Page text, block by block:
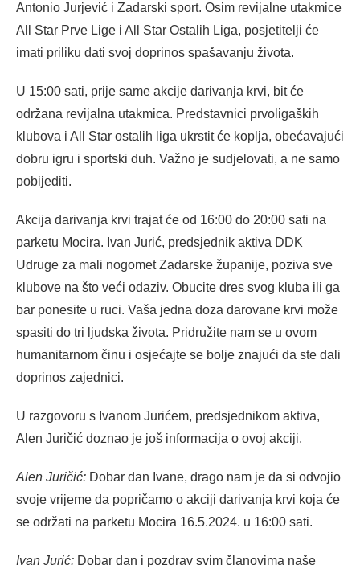
Antonio Jurjević i Zadarski sport. Osim revijalne utakmice
All Star Prve Lige i All Star Ostalih Liga, posjetitelji će
imati priliku dati svoj doprinos spašavanju života.
U 15:00 sati, prije same akcije darivanja krvi, bit će
održana revijalna utakmica. Predstavnici prvoligaških
klubova i All Star ostalih liga ukrstit će koplja, obećavajući
dobru igru i sportski duh. Važno je sudjelovati, a ne samo
pobijediti.
Akcija darivanja krvi trajat će od 16:00 do 20:00 sati na
parketu Mocira. Ivan Jurić, predsjednik aktiva DDK
Udruge za mali nogomet Zadarske županije, poziva sve
klubove na što veći odaziv. Obucite dres svog kluba ili ga
bar ponesite u ruci. Vaša jedna doza darovane krvi može
spasiti do tri ljudska života. Pridružite nam se u ovom
humanitarnom činu i osjećajte se bolje znajući da ste dali
doprinos zajednici.
U razgovoru s Ivanom Jurićem, predsjednikom aktiva,
Alen Juričić doznao je još informacija o ovoj akciji.
Alen Juričić: Dobar dan Ivane, drago nam je da si odvojio
svoje vrijeme da popričamo o akciji darivanja krvi koja će
se održati na parketu Mocira 16.5.2024. u 16:00 sati.
Ivan Jurić: Dobar dan i pozdrav svim članovima naše